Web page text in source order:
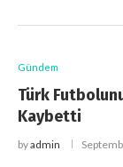
Gündem
Türk
Kaybetti
byadmin